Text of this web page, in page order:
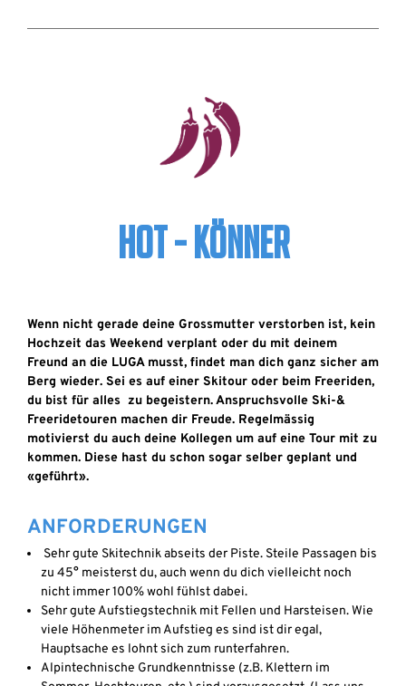
HOT - KÖNNER
Wenn nicht gerade deine Grossmutter verstorben ist, kein
Hochzeit das Weekend verplant oder du mit deinem
Freund an die LUGA musst, findet man dich ganz sicher am
Berg wieder. Sei es auf einer Skitour oder beim Freeriden,
du bist für alles zu begeistern. Anspruchsvolle Ski-&
Freeridetouren machen dir Freude. Regelmässig
motivierst du auch deine Kollegen um auf eine Tour mit zu
kommen. Diese hast du schon sogar selber geplant und
«geführt».
ANFORDERUNGEN
Sehr gute Skitechnik abseits der Piste. Steile Passagen bis
zu 45° meisterst du, auch wenn du dich vielleicht noch
nicht immer 100% wohl fühlst dabei.
Sehr gute Aufstiegstechnik mit Fellen und Harsteisen. Wie
viele Höhenmeter im Aufstieg es sind ist dir egal,
Hauptsache es lohnt sich zum runterfahren.
Alpintechnische Grundkenntnisse (z.B. Klettern im